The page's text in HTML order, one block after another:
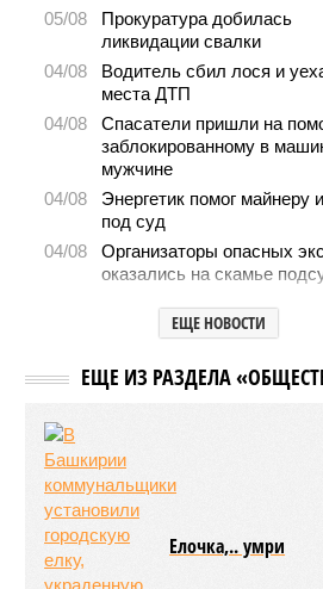
05/08
Прокуратура добилась
ликвидации свалки
04/08
Водитель сбил лося и
места ДТП
04/08
Спасатели пришли на
заблокированному в
мужчине
04/08
Энергетик помог майнеру
под суд
04/08
Организаторы опасных
оказались на скамье
Башкирия нарастила
овощей и фруктов
директора магазина
ЕЩЕ НОВОСТИ
НОВОСТИ ПАРТНЕРОВ
ЕЩЕ ИЗ РАЗДЕЛА